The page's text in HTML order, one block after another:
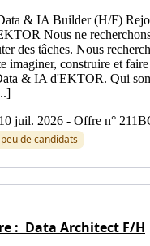
& IA Builder (H/F)
Nous ne
des tâches. Nous
imaginer, construire et
& IA d'EKTOR. Qui
juil. 2026 - Offre n°
de candidats
: Data Architect F/H